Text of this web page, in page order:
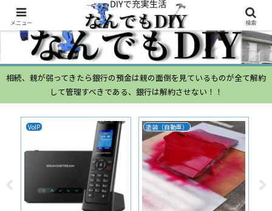
相続、親が弱ってきたら銀行の預金は親の面倒を見ているものが全て解約
して管理すべきである、銀行は解約させない！！
ムーヴ L150S ブローバイガス
経路からの オイル吹き返し量が多
い
N-BOX
ATOTO N-BOX バックカ
イド線の設定
メニュー 検索